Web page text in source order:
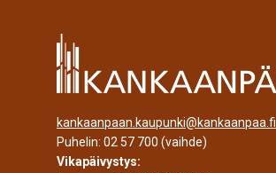
kankaanpaan.kaupunki@kankaanpaa.fi
Puhelin: 02 57 700 (vaihde)
Vikapäivystys: